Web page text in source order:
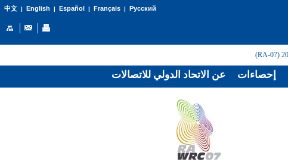
中文| English | Español | Français| Русский
عن الاتحاد الدولي للاتصالات إحصاءات